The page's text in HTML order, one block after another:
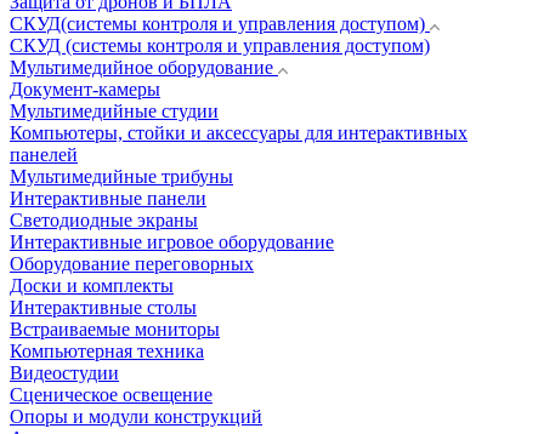
СКУД(системы контроля и управления доступом)
СКУД (системы контроля и управления доступом)
Мультимедийное оборудование
Документ-камеры
Мультимедийные студии
Компьютеры, стойки и аксессуары для интерактивных
панелей
Мультимедийные трибуны
Интерактивные панели
Светодиодные экраны
Интерактивные игровое оборудование
Оборудование переговорных
Доски и комплекты
Интерактивные столы
Встраиваемые мониторы
Компьютерная техника
Видеостудии
Cценическое освещение
Опоры и модули конструкций